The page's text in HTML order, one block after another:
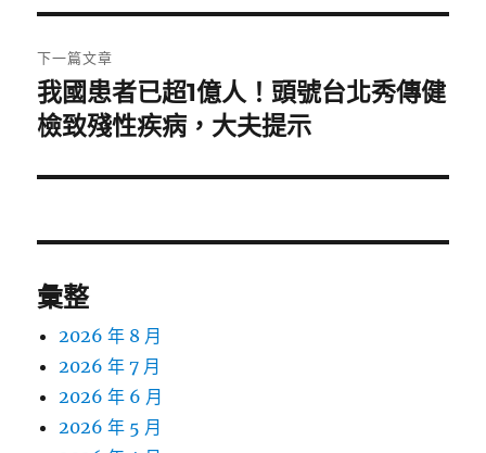
覽
文
章:
下一篇文章
下
一
文
我國患者已超1億人！頭號台北秀傳健
檢致殘性疾病，大夫提示
彙整
2026 年 8 月
2026 年 7 月
2026 年 6 月
2026 年 5 月